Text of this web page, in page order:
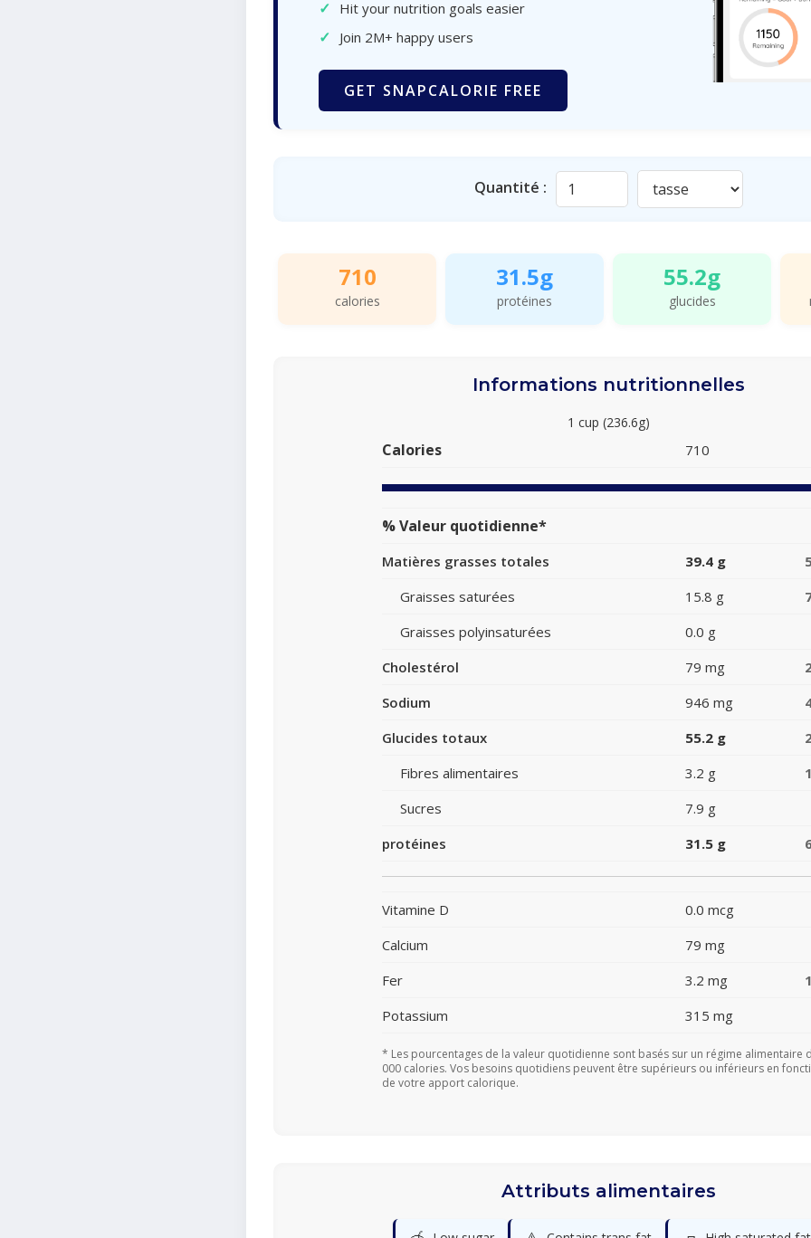
✓ Hit your nutrition goals easier
✓ Join 2M+ happy users
GET SNAPCALORIE FREE
Quantité :
710
calories
31.5g
protéines
55.2g
glucides
Informations nutritionnelles
1 cup (236.6g)
Calories 710
% Valeur quotidienne*
Matières grasses totales 39.4 g
Graisses saturées
15.8 g
Graisses polyinsaturées
0.0 g
Cholestérol
79 mg
Sodium
946 mg
Glucides totaux
55.2 g
Fibres alimentaires
3.2 g
Sucres
7.9 g
protéines
31.5 g
Vitamine D 0.0 mcg
Calcium
79 mg
Fer
3.2 mg
Potassium
315 mg
* Les pourcentages de la valeur quotidienne sont basés sur un régime alimentaire
000 calories. Vos besoins quotidiens peuvent être supérieurs ou inférieurs en
de votre apport calorique.
Attributs alimentaires